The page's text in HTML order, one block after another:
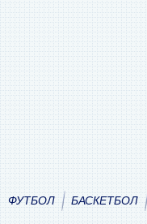
ФУТБОЛ БАСКЕТБОЛ